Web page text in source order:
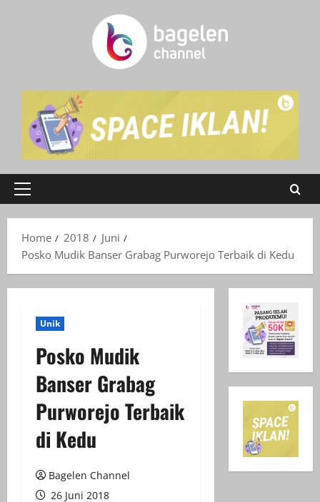
Primary
Home
2018
Juni
Posko Mudik Banser Grabag Purworejo Terbaik di Kedu
Unik
Posko Mudik
Banser Grabag
Purworejo Terbaik
di Kedu
Bagelen Channel
26 Juni 2018